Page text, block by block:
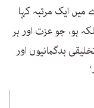
ایک مرتبہ کہا
ہو، جو عزت اور ہر
بدگمانیوں اور